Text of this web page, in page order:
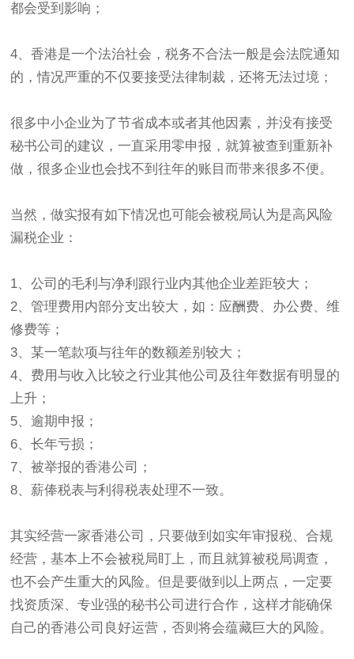
都会受到影响；
4、香港是一个法治社会，税务不合法一般是会法院通知
的，情况严重的不仅要接受法律制裁，还将无法过境；
很多中小企业为了节省成本或者其他因素，并没有接受
秘书公司的建议，一直采用零申报，就算被查到重新补
做，很多企业也会找不到往年的账目而带来很多不便。
当然，做实报有如下情况也可能会被税局认为是高风险
漏税企业：
1、公司的毛利与净利跟行业内其他企业差距较大；
2、管理费用内部分支出较大，如：应酬费、办公费、维
修费等；
3、某一笔款项与往年的数额差别较大；
4、费用与收入比较之行业其他公司及往年数据有明显的
上升；
5、逾期申报；
6、长年亏损；
7、被举报的香港公司；
8、薪俸税表与利得税表处理不一致。
其实经营一家香港公司，只要做到如实年审报税、合规
经营，基本上不会被税局盯上，而且就算被税局调查，
也不会产生重大的风险。但是要做到以上两点，一定要
找资质深、专业强的秘书公司进行合作，这样才能确保
自己的香港公司良好运营，否则将会蕴藏巨大的风险。